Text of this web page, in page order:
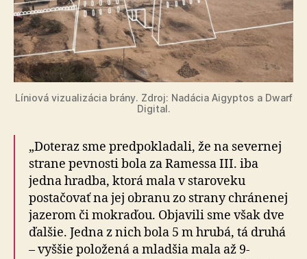
Líniová vizualizácia brány. Zdroj: Nadácia Aigyptos a Dwarf
Digital.
„Doteraz sme predpokladali, že na severnej
strane pevnosti bola za Ramessa III. iba
jedna hradba, ktorá mala v staroveku
postačovať na jej obranu zo strany chránenej
jazerom či mokraďou. Objavili sme však dve
ďalšie. Jedna z nich bola 5 m hrubá, tá druhá
– vyššie položená a mladšia mala až 9-